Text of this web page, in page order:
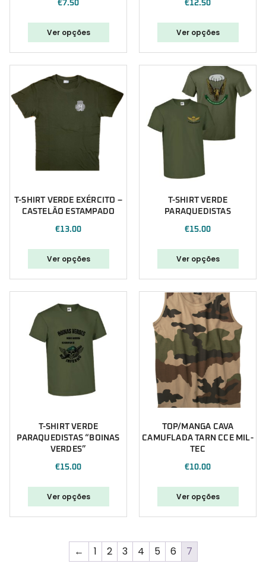
€7.50
Ver opções
€12.50
Ver opções
T-SHIRT VERDE EXÉRCITO –
CASTELÃO ESTAMPADO
€13.00
Ver opções
T-SHIRT VERDE
PARAQUEDISTAS
€15.00
Ver opções
T-SHIRT VERDE
PARAQUEDISTAS “BOINAS
VERDES”
€15.00
Ver opções
TOP/MANGA CAVA
CAMUFLADA TARN CCE MIL-
TEC
€10.00
Ver opções
← 1 2 3 4 5 6 7